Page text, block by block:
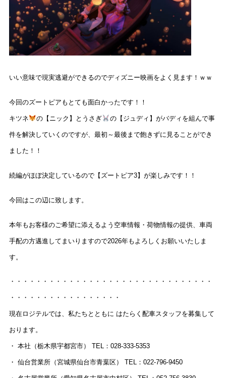
いい意味で現実逃避ができるのでディズニー映画をよく見ます！ｗｗ
今回のズートピアもとても面白かったです！！
キツネ の【ニック】とうさぎ の【ジュディ】がバディを組んで事
件を解決していくのですが、最初～最後まで飽きずに見ることができ
ました！！
続編がほぼ決定しているので【ズートピア3】が楽しみです！！
今回はこの辺に致します。
本年もお客様のご希望に添えるよう空車情報・荷物情報の提供、車両
手配の方邁進してまいりますので2026年もよろしくお願いいたしま
す。
・・・・・・・・・・・・・・・・・・・・・・・・・・・・・・・
・・・・・・・・・・・・・・・・・
現在ロジテルでは、私たちとともに はたらく配車スタッフを募集して
おります。
・ 本社（栃木県宇都宮市） TEL：028-333-5353
・ 仙台営業所（宮城県仙台市青葉区） TEL：022-796-9450